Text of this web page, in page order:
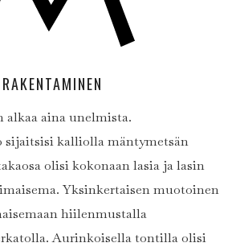
RAKENTAMINEN
alkaa aina unelmista.
sijaitsisi kalliolla mäntymetsän
olisi kokonaan lasia ja lasin
Yksinkertaisen muotoinen
hiilenmustalla
Aurinkoisella tontilla olisi